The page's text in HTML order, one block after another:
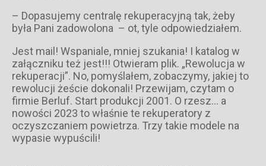
– Dopasujemy centralę rekuperacyjną tak, żeby
była Pani zadowolona – ot, tyle odpowiedziałem.
Jest mail! Wspaniale, mniej szukania! I katalog w
załączniku też jest!!! Otwieram plik. „Rewolucja w
rekuperacji”. No, pomyślałem, zobaczymy, jakiej to
rewolucji żeście dokonali! Przewijam, czytam o
firmie Berluf. Start produkcji 2001. O rzesz… a
nowości 2023 to właśnie te rekuperatory z
oczyszczaniem powietrza. Trzy takie modele na
wypasie wypuścili!